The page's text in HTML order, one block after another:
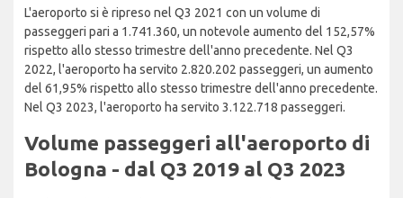
L'aeroporto si è ripreso nel Q3 2021 con un volume di
passeggeri pari a 1.741.360, un notevole aumento del 152,57%
rispetto allo stesso trimestre dell'anno precedente. Nel Q3
2022, l'aeroporto ha servito 2.820.202 passeggeri, un aumento
del 61,95% rispetto allo stesso trimestre dell'anno precedente.
Nel Q3 2023, l'aeroporto ha servito 3.122.718 passeggeri.
Volume passeggeri all'aeroporto di
Bologna - dal Q3 2019 al Q3 2023